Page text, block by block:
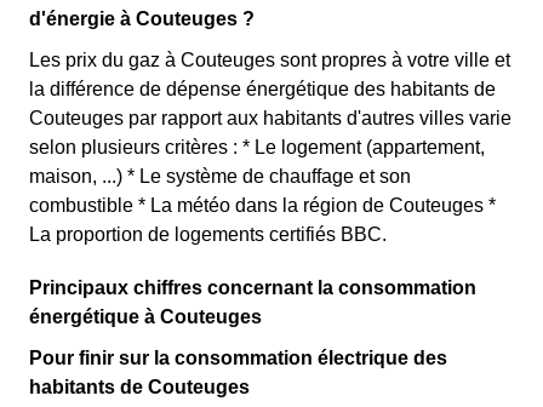
d'énergie à Couteuges ?
Les prix du gaz à Couteuges sont propres à votre ville et
la différence de dépense énergétique des habitants de
Couteuges par rapport aux habitants d'autres villes varie
selon plusieurs critères : * Le logement (appartement,
maison, ...) * Le système de chauffage et son
combustible * La météo dans la région de Couteuges *
La proportion de logements certifiés BBC.
Principaux chiffres concernant la consommation
énergétique à Couteuges
Pour finir sur la consommation électrique des
habitants de Couteuges